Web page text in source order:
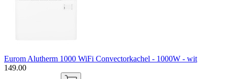
Eurom Alutherm 1000 WiFi Convectorkachel - 1000W - wit
149.00